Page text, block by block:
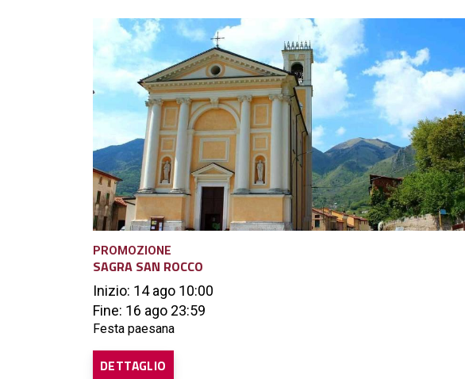
PROMOZIONE
SAGRA SAN ROCCO
Inizio: 14 ago 10:00
Fine: 16 ago 23:59
Festa paesana
DETTAGLIO